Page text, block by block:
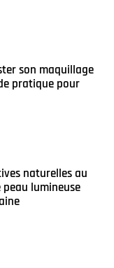
son maquillage
pratique pour
naturelles au
lumineuse